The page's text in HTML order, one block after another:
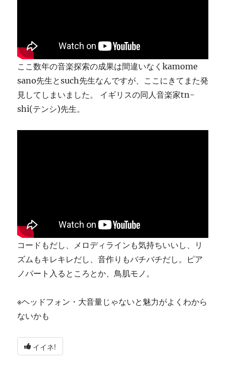
ここ数年の音楽探索の成果は間違いなくkamome
sano先生とsuch先生なんですが、ここにきてまた発
見してしまいました。 イギリスの同人音楽家tn-
shi(テンシ)先生。
コードもだし、メロディラインも気持ちいいし、リ
ズムもキレキレだし、音作りもバチバチだし。ピア
ノパート入るところとか、鳥肌モノ。
※ヘッドフォン・大音量じゃないと魅力がよくわから
ないかも
イイネ!